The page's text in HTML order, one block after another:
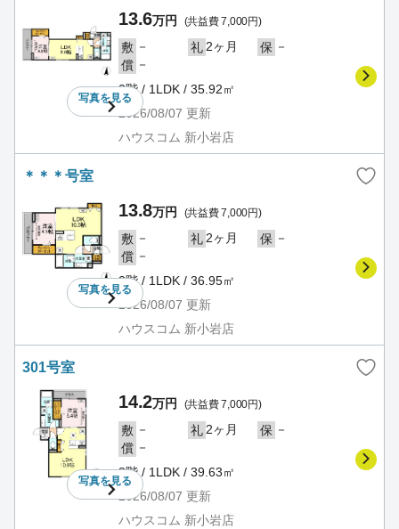
写真を見る
13.6万円 (共益費 7,000円)
敷 － 礼2ヶ月 保 －
償 －
2階 / 1LDK / 35.92㎡
2026/08/07 更新
ハウスコム 新小岩店
＊＊＊号室
写真を見る
13.8万円 (共益費 7,000円)
敷 － 礼2ヶ月 保 －
償 －
2階 / 1LDK / 36.95㎡
2026/08/07 更新
ハウスコム 新小岩店
301号室
写真を見る
14.2万円 (共益費 7,000円)
敷 － 礼2ヶ月 保 －
償 －
3階 / 1LDK / 39.63㎡
2026/08/07 更新
ハウスコム 新小岩店